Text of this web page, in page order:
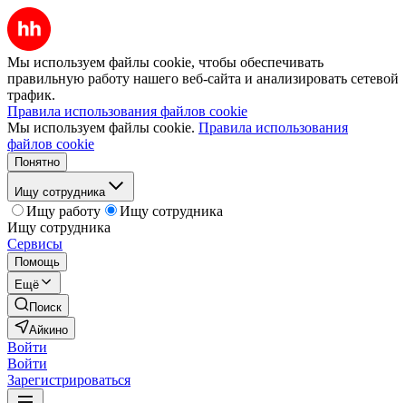
Мы используем файлы cookie, чтобы обеспечивать
правильную работу нашего веб-сайта и анализировать сетевой
трафик.
Правила использования файлов cookie
Мы используем файлы cookie. Правила использования
файлов cookie
Понятно
Ищу сотрудника
Ищу работу
Ищу сотрудника
Ищу сотрудника
Сервисы
Помощь
Ещё
Поиск
Айкино
Войти
Войти
Зарегистрироваться